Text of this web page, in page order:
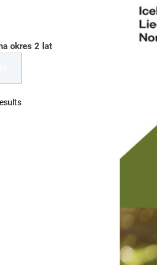
Ilu mieszkańców ma Rybnik?
Dość komentowania kolejnych
okres 2 lat